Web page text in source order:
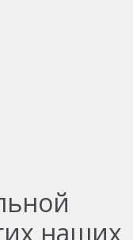
наших